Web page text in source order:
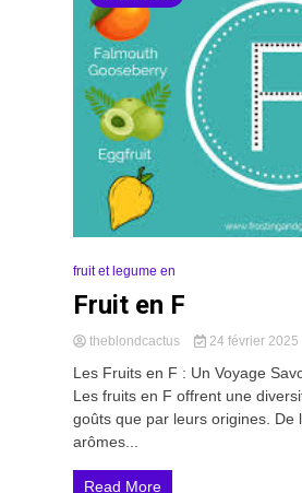
fruit et legume en
Fruit en F
theblondcactus 24 février 2025
Les Fruits en F : Un Voyage
Les fruits en F offrent une
goûts que par leurs origines. De
arômes...
Read More